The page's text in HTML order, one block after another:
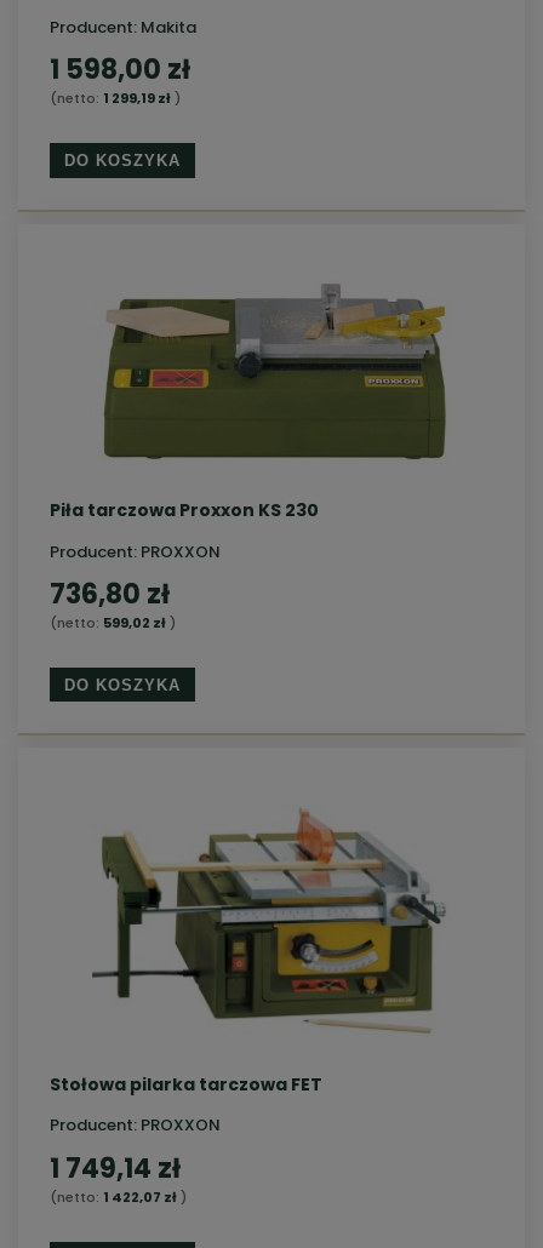
Producent: Makita
1 598,00 zł
(netto: 1 299,19 zł)
DO KOSZYKA
Piła tarczowa Proxxon KS 230
Producent: PROXXON
736,80 zł
(netto: 599,02 zł)
DO KOSZYKA
Stołowa pilarka tarczowa FET
Producent: PROXXON
1 749,14 zł
(netto: 1 422,07 zł)